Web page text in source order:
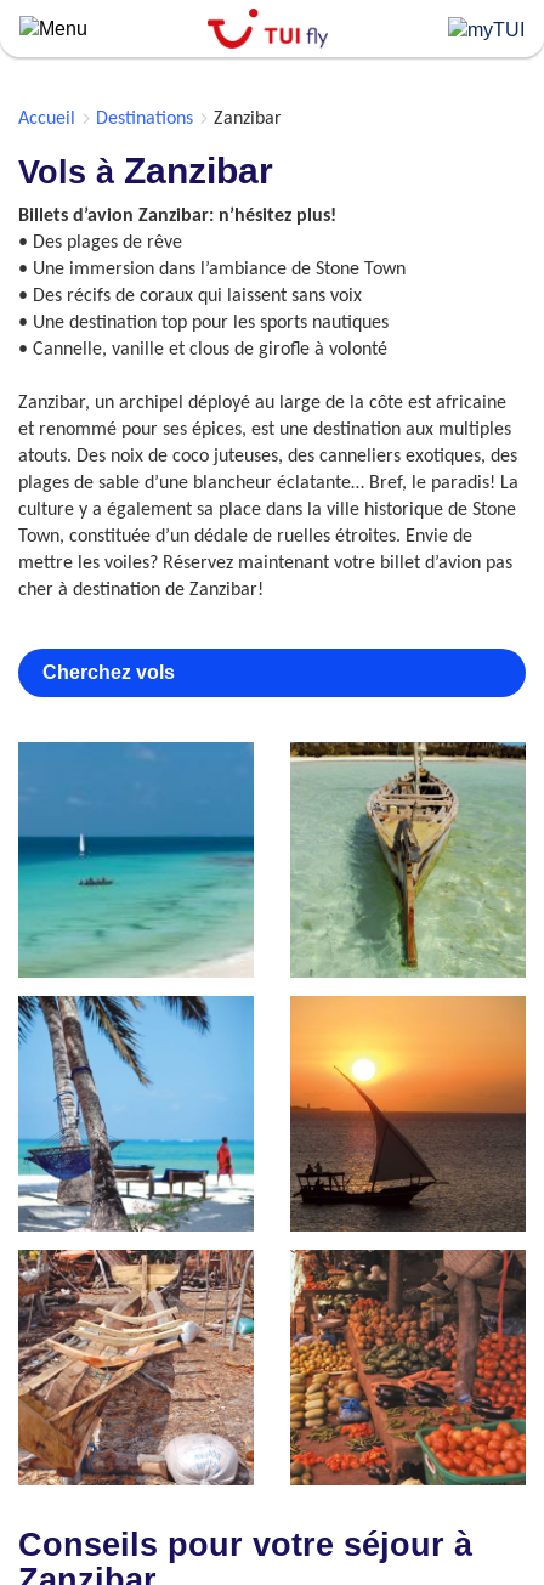
Skip
to
Accueil
Destinations Zanzibar
Vols à Zanzibar
Billets d’avion Zanzibar: n’hésitez plus!
• Des plages de rêve
• Une immersion dans l’ambiance de Stone Town
• Des récifs de coraux qui laissent sans voix
• Une destination top pour les sports nautiques
• Cannelle, vanille et clous de girofle à volonté
Zanzibar, un archipel déployé au large de la côte est africaine
et renommé pour ses épices, est une destination aux multiples
atouts. Des noix de coco juteuses, des canneliers exotiques, des
plages de sable d’une blancheur éclatante… Bref, le paradis! La
culture y a également sa place dans la ville historique de Stone
Town, constituée d’un dédale de ruelles étroites. Envie de
mettre les voiles? Réservez maintenant votre billet d’avion pas
cher à destination de Zanzibar!
Cherchez vols
Conseils pour votre séjour à